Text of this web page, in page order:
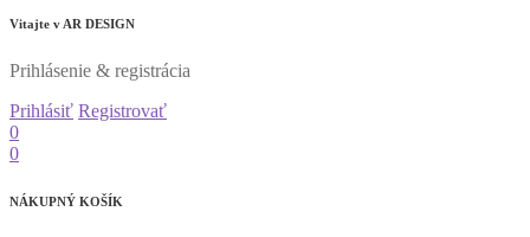
Vitajte v AR DESIGN
Prihlásenie & registrácia
Prihlásiť Registrovať
0
0
NÁKUPNÝ KOŠÍK